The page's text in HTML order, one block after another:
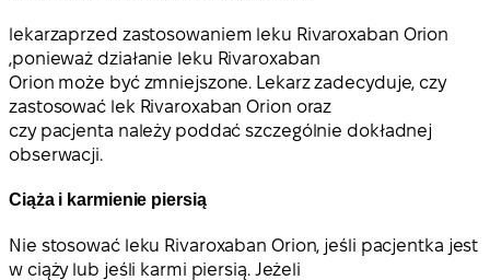
lekarzaprzed zastosowaniem leku Rivaroxaban Orion
,ponieważ działanie leku Rivaroxaban
Orion może być zmniejszone. Lekarz zadecyduje, czy
zastosować lek Rivaroxaban Orion oraz
czy pacjenta należy poddać szczególnie dokładnej
obserwacji.
Ciąża i karmienie piersią
Nie stosować leku Rivaroxaban Orion, jeśli pacjentka jest
w ciąży lub jeśli karmi piersią. Jeżeli